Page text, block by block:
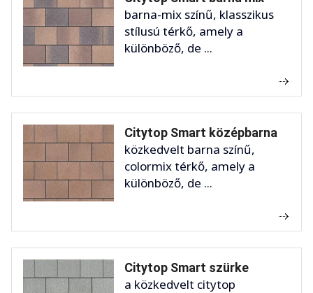
barna-mix színű, klasszikus
stílusú térkő, amely a
különböző, de ...
Citytop Smart középbarna
közkedvelt barna színű,
colormix térkő, amely a
különböző, de ...
Citytop Smart szürke
a közkedvelt citytop